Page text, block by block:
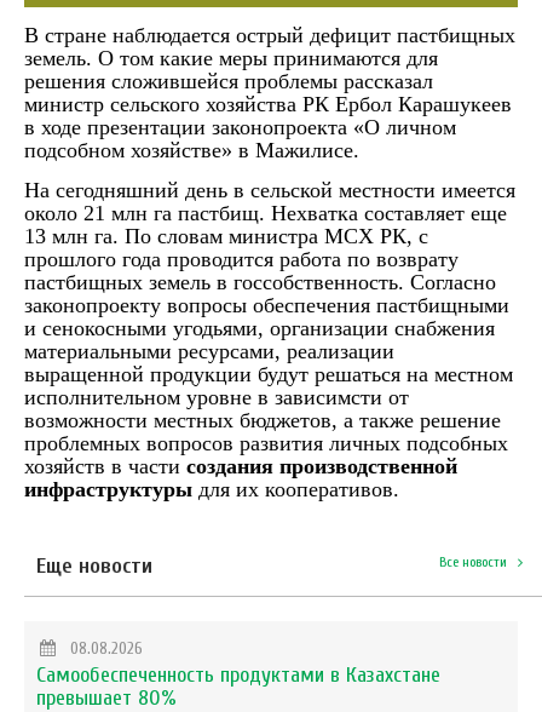
В стране наблюдается острый дефицит пастбищных
земель. О том какие меры принимаются для
решения сложившейся проблемы рассказал
министр сельского хозяйства РК Ербол Карашукеев
в ходе презентации законопроекта «О личном
подсобном хозяйстве» в Мажилисе.
На сегодняшний день в сельской местности имеется
около 21 млн га пастбищ. Нехватка составляет еще
13 млн га. По словам министра МСХ РК, с
прошлого года проводится работа по возврату
пастбищных земель в госсобственность. Согласно
законопроекту вопросы обеспечения пастбищными
и сенокосными угодьями, организации снабжения
материальными ресурсами, реализации
выращенной продукции будут решаться на местном
исполнительном уровне в зависимсти от
возможности местных бюджетов, а также решение
проблемных вопросов развития личных подсобных
хозяйств в части создания производственной
инфраструктуры для их кооперативов.
Еще новости Все новости
08.08.2026
Самообеспеченность продуктами в Казахстане
превышает 80%